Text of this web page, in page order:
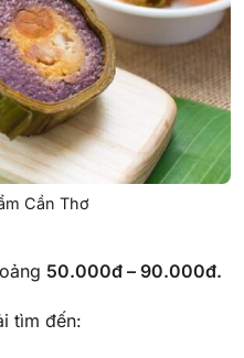
Cần Thơ
50.000đ – 90.000đ.
tìm đến: